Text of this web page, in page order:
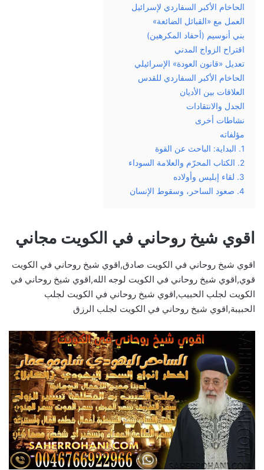
الحاخام الأكبر السفاردي لإسرائيل
العمل مع «القبائل الضائعة»
بني أنوسيم (أحفاد المكرهين)
اقتراح الزواج المدني
تعديل «قانون العودة» الإسرائيلي
الحاخام الأكبر السفاردي للقدس
العلاقات بين الأديان
الجدل والانتقادات
نشاطات أخرى
مؤلفاته
1. البداية: الباحث عن القوة
2. الكتاب المحرّم والعلامة السوداء
3. لقاء إبليس وأولاده
4. صعود الساحر، وسقوط الإنسان
اقوي شيخ روحاني في الكويت مجاني
اقوي شيخ روحاني في الكويت صادق,اقوي شيخ روحاني في الكويت
قوي,اقوي شيخ روحاني في الكويت لوجه الله,اقوي شيخ روحاني في
الكويت لجلب الحبيب,اقوي شيخ روحاني في الكويت لجلب
الحبيبة,اقوي شيخ روحاني في الكويت لجلب الرزق